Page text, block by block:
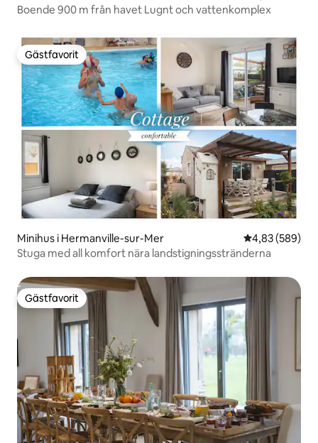
Boende 900 m från havet Lugnt och vattenkomplex
Gästfavorit
Gästfavorit
Minihus i Hermanville-sur-Mer 4,83 av 5 i
4,83 (589)
Stuga med all komfort nära landstigningsstränderna
Gästfavorit
Gästfavorit